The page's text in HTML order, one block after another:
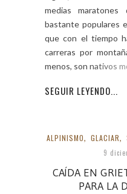
medias
bastante populares
que con el tiempo
carreras por
menos, son nativos
SEGUIR LEYENDO...
ALPINISMO, GLACIAR,
9
CAÍDA EN
PARA LA